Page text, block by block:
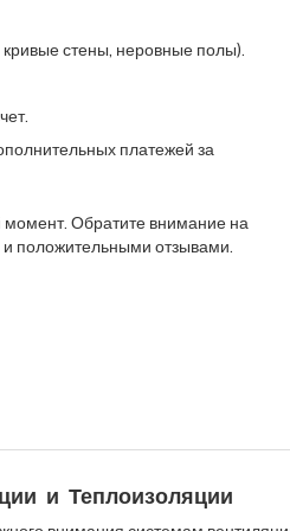
стены, неровные полы).
платежей за
момент. Обратите внимание на
положительными отзывами.
и Теплоизоляции